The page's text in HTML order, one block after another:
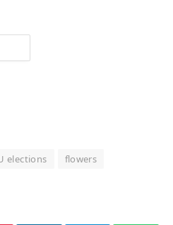
elections
flowers